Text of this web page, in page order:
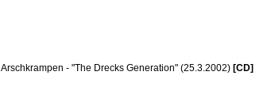
Arschkrampen - "The Drecks Generation" (25.3.2002) [CD]